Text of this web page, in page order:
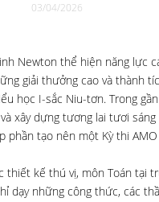
03/04/2026
Newton thể hiện năng lực
giải thưởng cao và thành
học I-sắc Niu-tơn. Trong
xây dựng tương lai tươi
phần tạo nên một Kỳ thi
kế thú vị, môn Toán tại
dạy những công thức, các